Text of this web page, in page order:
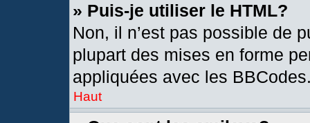
» Puis-je utiliser le HTML?
Non, il n’est pas possible de
plupart des mises en forme
appliquées avec les
Haut